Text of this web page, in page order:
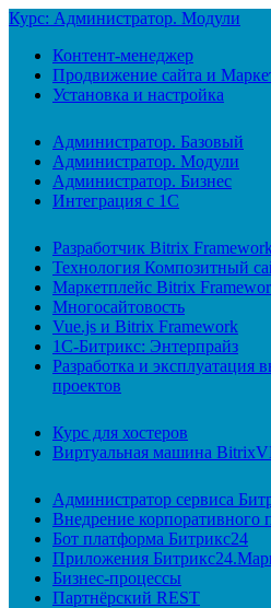
Курс: Администратор. Модули
Контент-менеджер
Продвижение сайта и
Установка и настройка
Администратор. Базовый
Администратор. Модули
Администратор. Бизнес
Интеграция с 1С
Разработчик Bitrix
Технология Композитный
Маркетплейс Bitrix
Многосайтовость
Vue.js и Bitrix Framework
1С-Битрикс: Энтерпрайз
Разработка и эксплуатация
проектов
Курс для хостеров
Виртуальная машина
Администратор сервиса
Внедрение корпоративного
Бот платформа Битрикс24
Приложения
Бизнес-процессы
Партнёрский REST